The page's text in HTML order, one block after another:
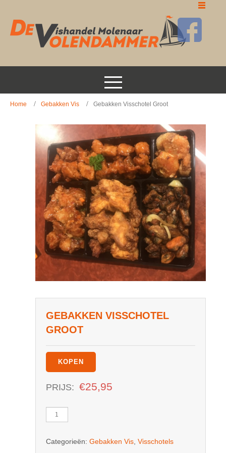
Home Gebakken Vis Gebakken Visschotel Groot
GEBAKKEN VISSCHOTEL
GROOT
KOPEN
PRIJS: €25,95
Gebakken
Visschotel
aantal
Categorieën: Gebakken Vis Visschotels